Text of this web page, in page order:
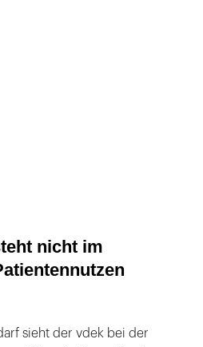
nicht im
sieht der vdek bei der